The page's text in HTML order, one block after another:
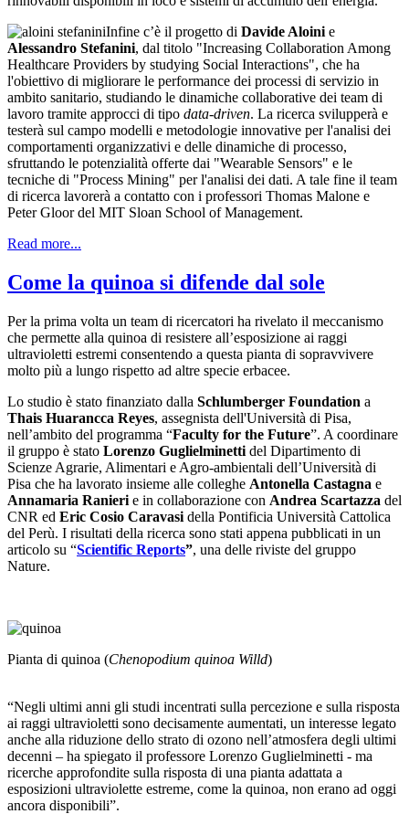
Infine c’è il progetto di Davide Aloini e
Alessandro Stefanini, dal titolo "Increasing Collaboration Among
Healthcare Providers by studying Social Interactions", che ha
l'obiettivo di migliorare le performance dei processi di servizio in
ambito sanitario, studiando le dinamiche collaborative dei team di
lavoro tramite approcci di tipo data-driven. La ricerca svilupperà e
testerà sul campo modelli e metodologie innovative per l'analisi dei
comportamenti organizzativi e delle dinamiche di processo,
sfruttando le potenzialità offerte dai "Wearable Sensors" e le
tecniche di "Process Mining" per l'analisi dei dati. A tale fine il team
di ricerca lavorerà a contatto con i professori Thomas Malone e
Peter Gloor del MIT Sloan School of Management.
Read more...
Come la quinoa si difende dal sole
Per la prima volta un team di ricercatori ha rivelato il meccanismo
che permette alla quinoa di resistere all’esposizione ai raggi
ultravioletti estremi consentendo a questa pianta di sopravvivere
molto più a lungo rispetto ad altre specie erbacee.
Lo studio è stato finanziato dalla Schlumberger Foundation a
Thais Huarancca Reyes, assegnista dell'Università di Pisa,
nell’ambito del programma “Faculty for the Future”. A coordinare
il gruppo è stato Lorenzo Guglielminetti del Dipartimento di
Scienze Agrarie, Alimentari e Agro-ambientali dell’Università di
Pisa che ha lavorato insieme alle colleghe Antonella Castagna e
Annamaria Ranieri e in collaborazione con Andrea Scartazza del
CNR ed Eric Cosio Caravasi della Pontificia Università Cattolica
del Perù. I risultati della ricerca sono stati appena pubblicati in un
articolo su “Scientific Reports”, una delle riviste del gruppo
Nature.
Pianta di quinoa (Chenopodium quinoa Willd)
“Negli ultimi anni gli studi incentrati sulla percezione e sulla risposta
ai raggi ultravioletti sono decisamente aumentati, un interesse legato
anche alla riduzione dello strato di ozono nell’atmosfera degli ultimi
decenni – ha spiegato il professore Lorenzo Guglielminetti - ma
ricerche approfondite sulla risposta di una pianta adattata a
esposizioni ultraviolette estreme, come la quinoa, non erano ad oggi
ancora disponibili”.